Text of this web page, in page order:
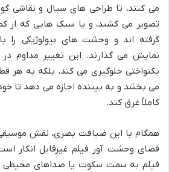
می کنند، تا طراحی های سیال و نقاشی
تصویر می کشند، و یا سبک هایی که از
گرفته اند و وحشت های بیولوژیکی را
نمایش می گذارند. این تغییر مداوم
یکنواختی جلوگیری می کند، بلکه به هر
می بخشد و به بیننده اجازه می دهد تا
کاملاً غرق کند.
همگام با این ضیافت بصری، نقش
فضای وحشت آور فیلم غیرقابل انکار
فیلم به سمت سکوت یا صداهای محیطی